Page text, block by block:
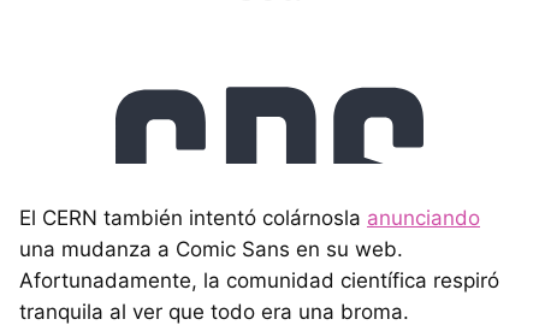
El CERN también intentó colárnosla anunciando
una mudanza a Comic Sans en su web.
Afortunadamente, la comunidad científica respiró
tranquila al ver que todo era una broma.